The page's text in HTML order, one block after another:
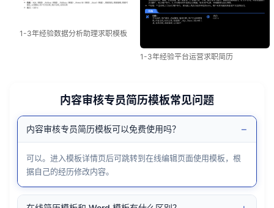
1-3年经验数据分析助理求职模板
1-3年经验平台运营求职简历
内容审核专员简历模板常见问题
内容审核专员简历模板可以免费使用吗？ −
可以。进入模板详情页后可跳转到在线编辑页面使用模板，根
据自己的经历修改内容。